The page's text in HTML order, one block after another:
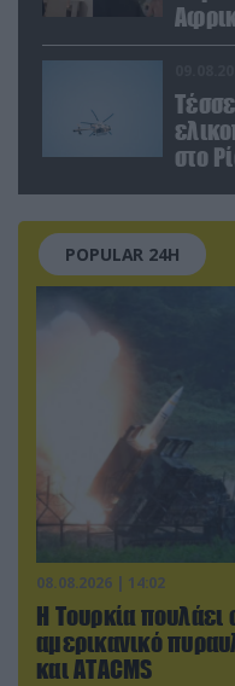
όμως
στο
POPULAR 24H
08.08.2026 | 14:02
Η Τουρκία πουλάει
αμερικανικό
και ΑΤΑCMS